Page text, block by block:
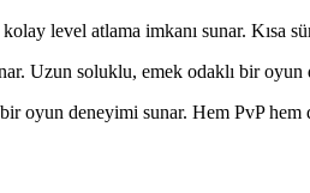
level atlama imkanı sunar. Kısa
Uzun soluklu, emek odaklı bir
oyun deneyimi sunar. Hem PvP